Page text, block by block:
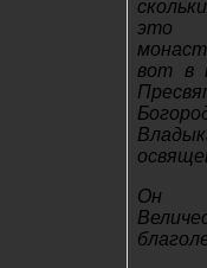
это
вот в
Он